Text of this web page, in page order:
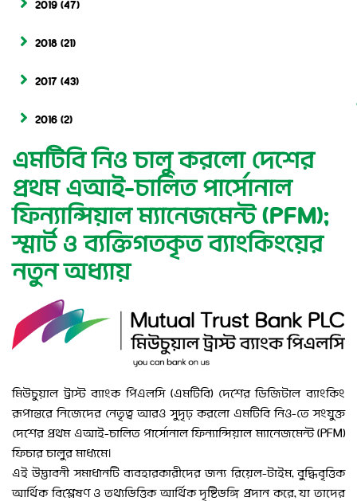
2019 (47)
2018 (21)
2017 (43)
2016 (2)
এমটিবি নিও চালু করলো দেশের
প্রথম এআই-চালিত পার্সোনাল
ফিন্যান্সিয়াল ম্যানেজমেন্ট (PFM):
স্মার্ট ও ব্যক্তিগতকৃত ব্যাংকিংয়ের
নতুন অধ্যায়
মিউচুয়াল ট্রাস্ট ব্যাংক পিএলসি (এমটিবি) দেশের ডিজিটাল ব্যাংকিং
রূপান্তরে নিজেদের নেতৃত্ব আরও সুদৃঢ় করলো এমটিবি নিও-তে সংযুক্ত
দেশের প্রথম এআই-চালিত পার্সোনাল ফিন্যান্সিয়াল ম্যানেজমেন্ট (PFM)
ফিচার চালুর মাধ্যমে।
এই উদ্ভাবনী সমাধানটি ব্যবহারকারীদের জন্য রিয়েল-টাইম, বুদ্ধিবৃত্তিক
আর্থিক বিশ্লেষণ ও তথ্যভিত্তিক আর্থিক দৃষ্টিভঙ্গি প্রদান করে, যা তাদের